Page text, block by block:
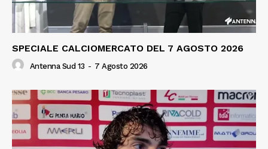
SPECIALE CALCIOMERCATO DEL 7 AGOSTO 2026
Antenna Sud 13 - 7 Agosto 2026